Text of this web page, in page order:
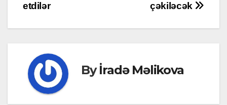
çəkiləcək
etdilər
Byİradə Məlikova